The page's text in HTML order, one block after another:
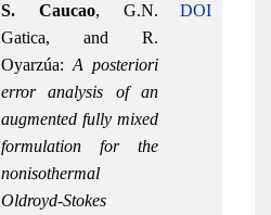
S. Caucao, G.N.
Gatica, and R.
Oyarzúa: A posteriori
error analysis of an
augmented fully mixed
formulation for the
nonisothermal
Oldroyd-Stokes
DOI